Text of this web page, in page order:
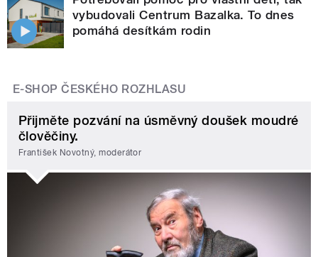
vybudovali Centrum Bazalka. To dnes
pomáhá desítkám rodin
E-SHOP ČESKÉHO ROZHLASU
Přijměte pozvání na úsměvný doušek moudré
člověčiny.
František Novotný, moderátor